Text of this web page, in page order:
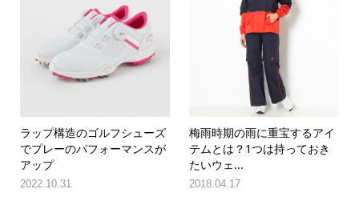
ラップ構造のゴルフシューズ
でプレーのパフォーマンスが
アップ
2022.10.31
梅雨時期の雨に重宝するアイ
テムとは？1つは持っておき
たいウェ...
2018.04.17